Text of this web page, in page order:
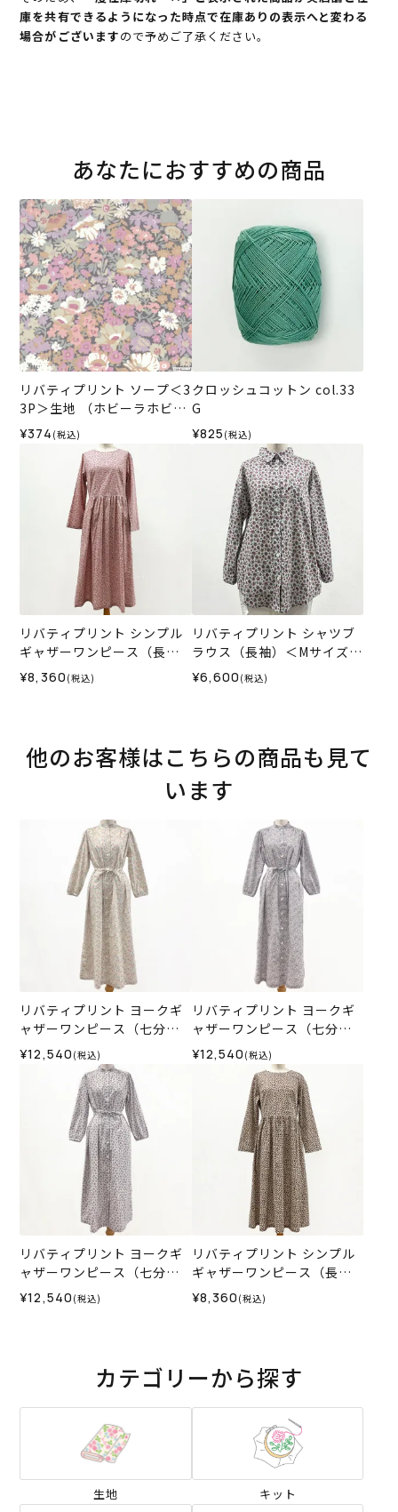
庫を共有できるようになった時点で在庫ありの表示へと変わる
場合がございますので予めご了承ください。
あなたにおすすめの商品
リバティプリント ソープ＜3
3P＞生地 （ホビーラホビー
レオリジナル）2026SS
¥374 (税込)
クロッシュコットン col.33
G
¥825 (税込)
リバティプリント シンプル
ギャザーワンピース（長
袖）＜LLサイズ＞31L
¥8,360 (税込)
リバティプリント シャツブ
ラウス（長袖）＜Mサイズ＞
32D
¥6,600 (税込)
他のお客様はこちらの商品も見て
います
リバティプリント ヨークギ
ャザーワンピース（七分
袖）＜Mサイズ＞35H
¥12,540 (税込)
リバティプリント ヨークギ
ャザーワンピース（七分
袖）＜Mサイズ＞35L
¥12,540 (税込)
リバティプリント ヨークギ
ャザーワンピース（七分
袖）＜Mサイズ＞35I
¥12,540 (税込)
リバティプリント シンプル
ギャザーワンピース（長
袖）＜Mサイズ＞31K
¥8,360 (税込)
カテゴリーから探す
生地 キット